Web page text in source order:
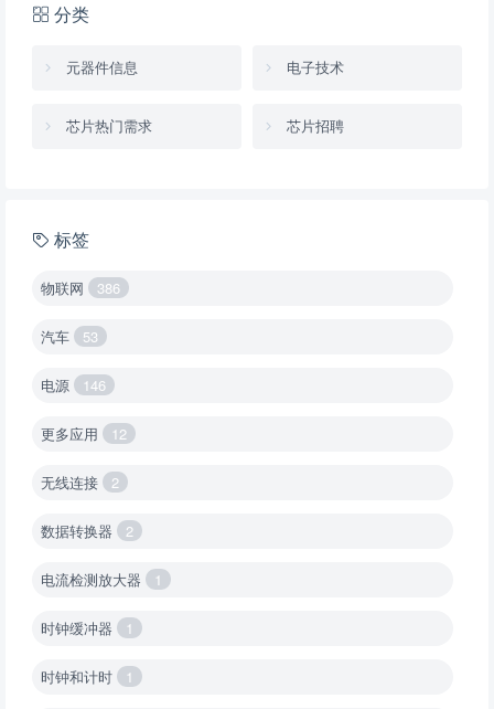
分类
元器件信息 电子技术
芯片热门需求 芯片招聘
标签
物联网 386
汽车 53
电源 146
更多应用 12
无线连接 2
数据转换器 2
电流检测放大器 1
时钟缓冲器 1
时钟和计时 1